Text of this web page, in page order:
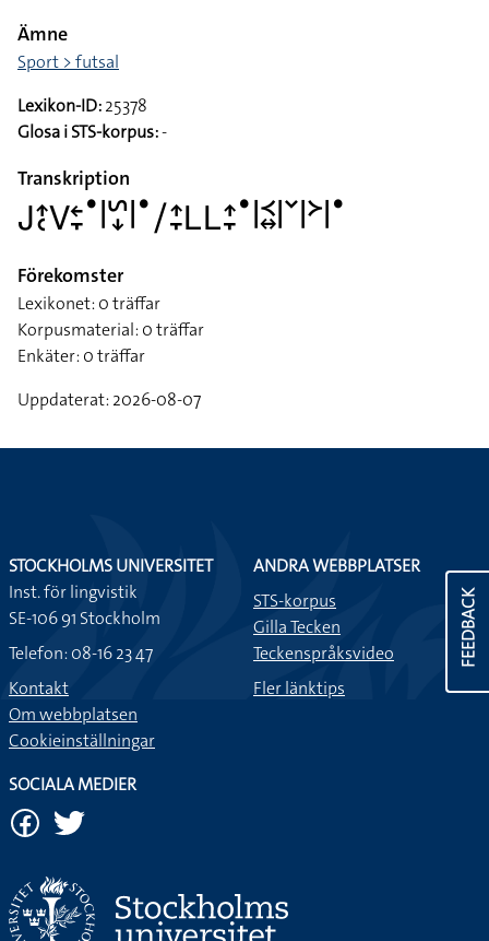
Ämne
Sport > futsal
Lexikon-ID:25378
Glosa i STS-korpus:-
Transkription
􌤢􌤴􌥗􌤭􌥓􌥙􌤟􌥼􌥲􌦊􌥼􌤟􌥠􌤴􌥙􌥈􌥈􌤴􌥙􌤟􌥼􌥹􌦉􌥼􌥧􌥼􌦅􌥼􌤟
Förekomster
Lexikonet: 0 träffar
Korpusmaterial: 0 träffar
Enkäter: 0 träffar
Uppdaterat: 2026-08-07
FEEDBACK
STOCKHOLMS UNIVERSITET
Inst. för lingvistik
SE-106 91 Stockholm
Telefon: 08-16 23 47
Kontakt
Om webbplatsen
Cookieinställningar
ANDRA WEBBPLATSER
STS-korpus
Gilla Tecken
Teckenspråksvideo
Fler länktips
SOCIALA MEDIER